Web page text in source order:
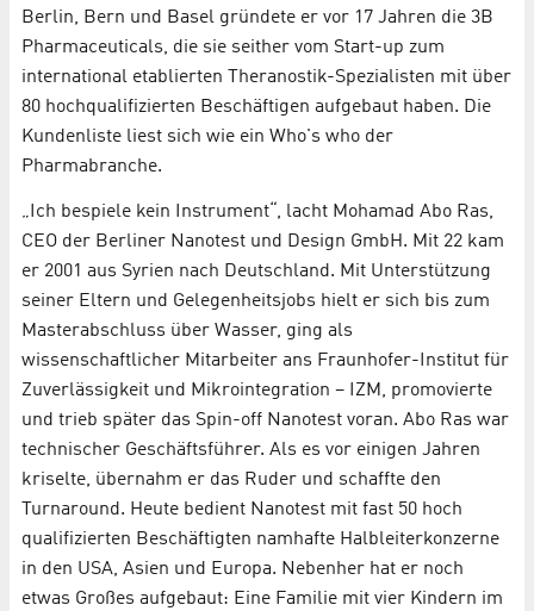
Berlin, Bern und Basel gründete er vor 17 Jahren die 3B
Pharmaceuticals, die sie seither vom Start-up zum
international etablierten Theranostik-Spezialisten mit über
80 hochqualifizierten Beschäftigen aufgebaut haben. Die
Kundenliste liest sich wie ein Who's who der
Pharmabranche.
„Ich bespiele kein Instrument“, lacht Mohamad Abo Ras,
CEO der Berliner Nanotest und Design GmbH. Mit 22 kam
er 2001 aus Syrien nach Deutschland. Mit Unterstützung
seiner Eltern und Gelegenheitsjobs hielt er sich bis zum
Masterabschluss über Wasser, ging als
wissenschaftlicher Mitarbeiter ans Fraunhofer-Institut für
Zuverlässigkeit und Mikrointegration – IZM, promovierte
und trieb später das Spin-off Nanotest voran. Abo Ras war
technischer Geschäftsführer. Als es vor einigen Jahren
kriselte, übernahm er das Ruder und schaffte den
Turnaround. Heute bedient Nanotest mit fast 50 hoch
qualifizierten Beschäftigten namhafte Halbleiterkonzerne
in den USA, Asien und Europa. Nebenher hat er noch
etwas Großes aufgebaut: Eine Familie mit vier Kindern im